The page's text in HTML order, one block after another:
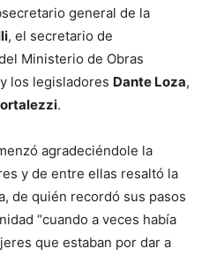
general de la
, el secretario de
Ministerio de Obras
los legisladores Dante Loza,
.
agradeciéndole la
y de entre ellas resaltó la
de quién recordó sus pasos
“cuando a veces había
que estaban por dar a